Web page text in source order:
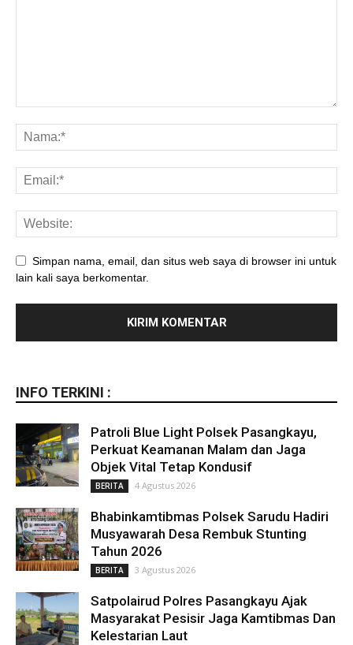
Simpan nama, email, dan situs web saya di browser ini untuk
lain kali saya berkomentar.
INFO TERKINI :
Patroli Blue Light Polsek Pasangkayu,
Perkuat Keamanan Malam dan Jaga
Objek Vital Tetap Kondusif
BERITA 4 Agustus 2026
Bhabinkamtibmas Polsek Sarudu Hadiri
Musyawarah Desa Rembuk Stunting
Tahun 2026
BERITA 3 Agustus 2026
Satpolairud Polres Pasangkayu Ajak
Masyarakat Pesisir Jaga Kamtibmas Dan
Kelestarian Laut